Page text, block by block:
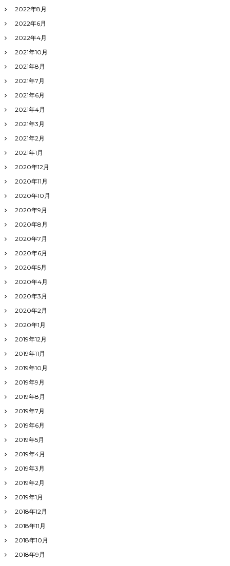
2022年8月
2022年6月
2022年4月
2021年10月
2021年8月
2021年7月
2021年6月
2021年4月
2021年3月
2021年2月
2021年1月
2020年12月
2020年11月
2020年10月
2020年9月
2020年8月
2020年7月
2020年6月
2020年5月
2020年4月
2020年3月
2020年2月
2020年1月
2019年12月
2019年11月
2019年10月
2019年9月
2019年8月
2019年7月
2019年6月
2019年5月
2019年4月
2019年3月
2019年2月
2019年1月
2018年12月
2018年11月
2018年10月
2018年9月